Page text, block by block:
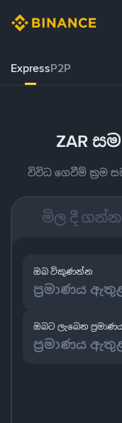
ExpressP2P
ZAR
විවිධ ගෙවීම් ක්‍රම
මිල දී ගන්න
ඔබට ලැබෙන
ඔබ විකුණන්න